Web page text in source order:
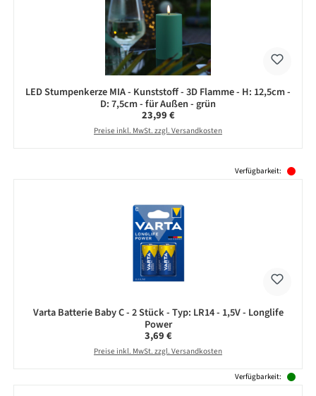
LED Stumpenkerze MIA - Kunststoff - 3D Flamme - H: 12,5cm -
D: 7,5cm - für Außen - grün
Regulärer Preis:
23,99 €
Preise inkl. MwSt. zzgl. Versandkosten
Verfügbarkeit:
Varta Batterie Baby C - 2 Stück - Typ: LR14 - 1,5V - Longlife
Power
Regulärer Preis:
3,69 €
Preise inkl. MwSt. zzgl. Versandkosten
Verfügbarkeit: